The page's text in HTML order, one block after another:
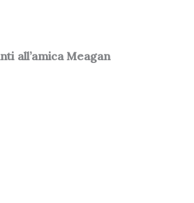
all’amica Meagan